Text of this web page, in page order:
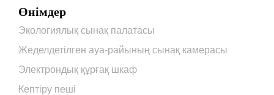
Өнімдер
Экологиялық сынақ палатасы
Жеделдетілген ауа-райының сынақ камерасы
Электрондық құрғақ шкаф
Кептіру пеші